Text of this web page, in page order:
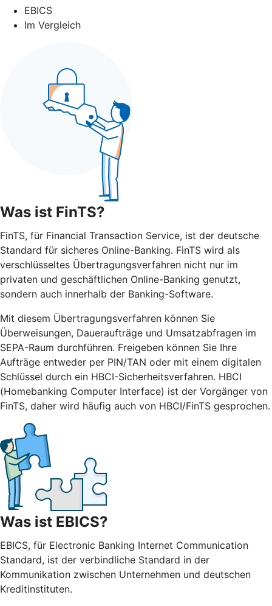
EBICS
Im Vergleich
Was ist FinTS?
FinTS, für Financial Transaction Service, ist der deutsche
Standard für sicheres Online-Banking. FinTS wird als
verschlüsseltes Übertragungsverfahren nicht nur im
privaten und geschäftlichen Online-Banking genutzt,
sondern auch innerhalb der Banking-Software.
Mit diesem Übertragungsverfahren können Sie
Überweisungen, Daueraufträge und Umsatzabfragen im
SEPA-Raum durchführen. Freigeben können Sie Ihre
Aufträge entweder per PIN/TAN oder mit einem digitalen
Schlüssel durch ein HBCI-Sicherheitsverfahren. HBCI
(Homebanking Computer Interface) ist der Vorgänger von
FinTS, daher wird häufig auch von HBCI/FinTS gesprochen.
Was ist EBICS?
EBICS, für Electronic Banking Internet Communication
Standard, ist der verbindliche Standard in der
Kommunikation zwischen Unternehmen und deutschen
Kreditinstituten.